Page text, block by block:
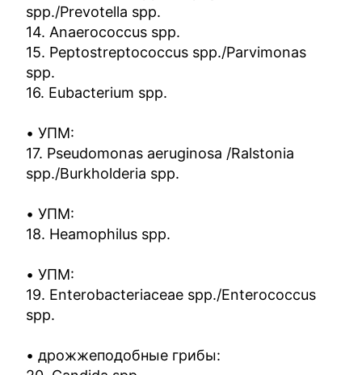
spp./Prevotella spp.
14. Anaerococcus spp.
15. Peptostreptococcus spp./Parvimonas
spp.
16. Eubacterium spp.
• УПМ:
17. Pseudomonas aeruginosa /Ralstonia
spp./Burkholderia spp.
• УПМ:
18. Heamophilus spp.
• УПМ:
19. Enterobacteriaceae spp./Enterococcus
spp.
• дрожжеподобные грибы: